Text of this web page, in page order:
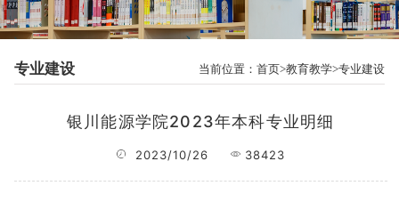
专业建设 当前位置：首页 教育教学 专业建设
银川能源学院2023年本科专业明细
2023/10/26 38423